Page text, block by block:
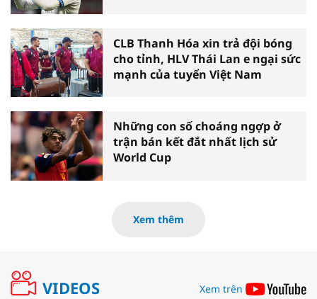
CLB Thanh Hóa xin trả đội bóng
cho tỉnh, HLV Thái Lan e ngại sức
mạnh của tuyển Việt Nam
Những con số choáng ngợp ở
trận bán kết đắt nhất lịch sử
World Cup
Xem thêm
VIDEOS Xem trên